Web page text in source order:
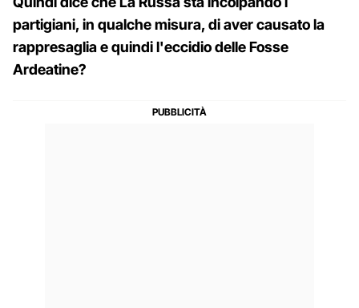
partigiani, in qualche misura, di aver causato la
rappresaglia e quindi l'eccidio delle Fosse
Ardeatine?